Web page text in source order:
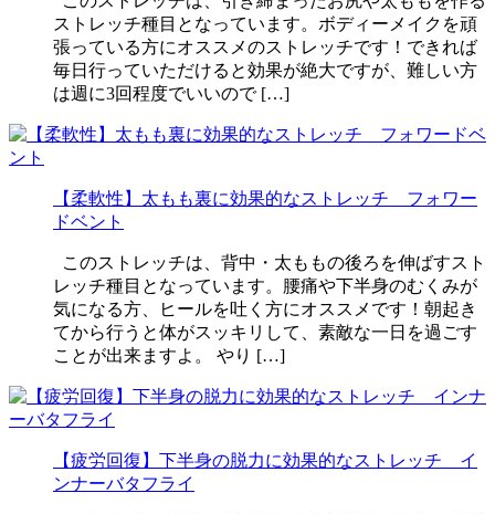
ストレッチ種目となっています。ボディーメイクを頑
張っている方にオススメのストレッチです！できれば
毎日行っていただけると効果が絶大ですが、難しい方
は週に3回程度でいいので […]
【柔軟性】太もも裏に効果的なストレッチ フォワー
ドベント
このストレッチは、背中・太ももの後ろを伸ばすスト
レッチ種目となっています。腰痛や下半身のむくみが
気になる方、ヒールを吐く方にオススメです！朝起き
てから行うと体がスッキリして、素敵な一日を過ごす
ことが出来ますよ。 やり […]
【疲労回復】下半身の脱力に効果的なストレッチ イ
ンナーバタフライ